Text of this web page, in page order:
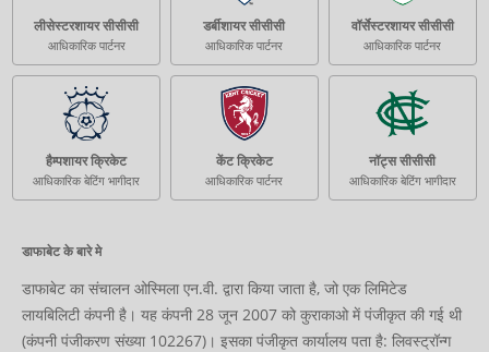
लीसेस्टरशायर सीसीसी
आधिकारिक पार्टनर
डर्बीशायर सीसीसी
आधिकारिक पार्टनर
वॉर्सेस्टरशायर सीसीसी
आधिकारिक पार्टनर
हैम्पशायर क्रिकेट
आधिकारिक बेटिंग भागीदार
केंट क्रिकेट
आधिकारिक पार्टनर
नॉट्स सीसीसी
आधिकारिक बेटिंग भागीदार
डाफाबेट के बारे मे
डाफाबेट का संचालन ओस्मिला एन.वी. द्वारा किया जाता है, जो एक लिमिटेड
लायबिलिटी कंपनी है। यह कंपनी 28 जून 2007 को कुराकाओ में पंजीकृत की गई थी
(कंपनी पंजीकरण संख्या 102267)। इसका पंजीकृत कार्यालय पता है: लिवस्ट्रॉन्ग